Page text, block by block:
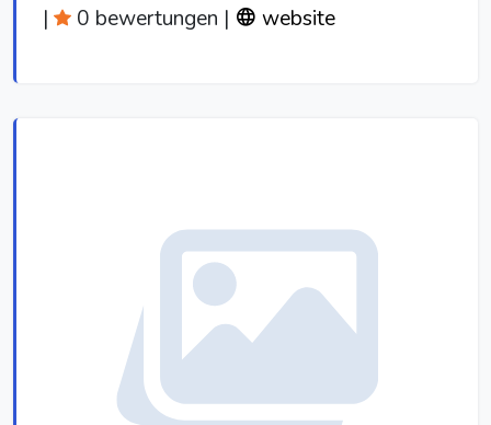
|
0 bewertungen | website